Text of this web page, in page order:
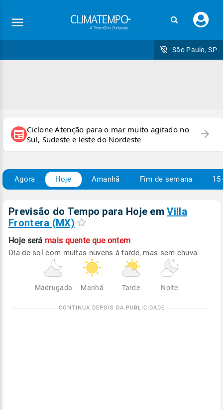
seu
São Paulo, SP
newspaper Ciclone Atenção para o mar muito agitado no
Sul, Sudeste e leste do Nordeste
arrow_forward
Agora Hoje Amanhã Fim de semana 15
Previsão do Tempo para Hoje emVilla
Frontera (MX)
Hoje será mais quente que ontem
Dia de sol com muitas nuvens à tarde, mas sem chuva.
Madrugada Manhã Tarde Noite